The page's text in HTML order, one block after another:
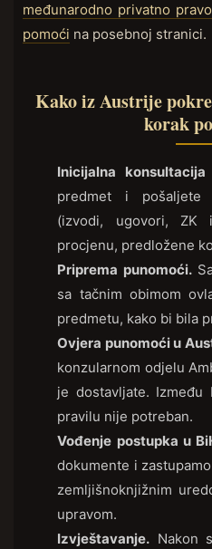
međunarodno privatno pravo
pomoći na posebnoj stranici.
Kako iz Austrije
korak
Inicijalna
predmet i pošaljete
(izvodi, ugovori, ZK
procjenu, predložene
Priprema punomoći.
sa tačnim obimom
predmetu, kako bi bila
Ovjera punomoći u
konzularnom odjelu
je dostavljate.
pravilu nije potreban.
Vođenje postupka u
dokumente i
zemljišnoknjižnim
upravom.
Izvještavanje. Nakon